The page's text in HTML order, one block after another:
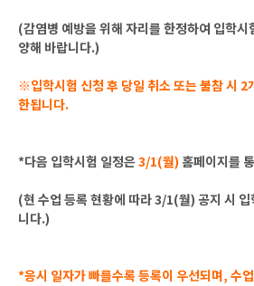
(감염병 예방을 위해 자리를 한정하여 입학
양해 바랍니다.)
※입학시험 신청 후 당일 취소 또는 불참 시 2
한됩니다.
*다음 입학시험 일정은 3/1(월) 홈페이지를
(현 수업 등록 현황에 따라 3/1(월) 공지 시
니다.)
*응시 일자가 빠를수록 등록이 우선되며, 수